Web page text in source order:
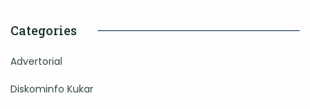
Categories
Advertorial
Diskominfo Kukar